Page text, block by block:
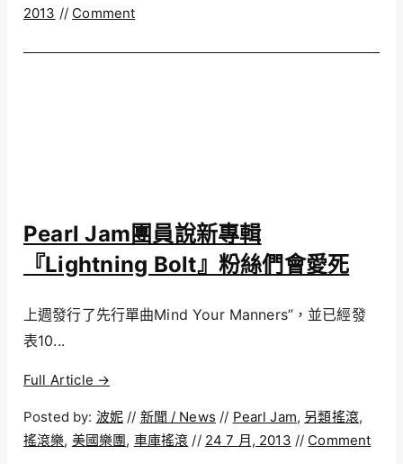
2013 // Comment
Pearl Jam團員說新專輯
『Lightning Bolt』粉絲們會愛死
上週發行了先行單曲Mind Your Manners”，並已經發
表10...
Full Article →
Posted by: 波妮 // 新聞 / News // Pearl Jam, 另類搖滾,
搖滾樂, 美國樂團, 車庫搖滾 // 24 7 月, 2013 // Comment